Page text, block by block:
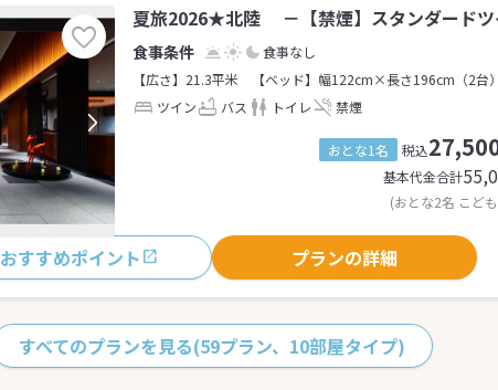
夏旅2026★北陸 －【禁煙】スタンダードツ
食事なし
【広さ】21.3平米
【ベッド】幅122cm×長さ196cm（2台）
ツイン
バス トイレ 禁煙
おとな1名 税込
基本代金合計
(おとな2名 こど
おすすめポイント プランの詳細
すべてのプランを見る(59プラン、10部屋タイプ)